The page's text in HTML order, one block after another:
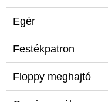
Egér
Festékpatron
Floppy meghajtó